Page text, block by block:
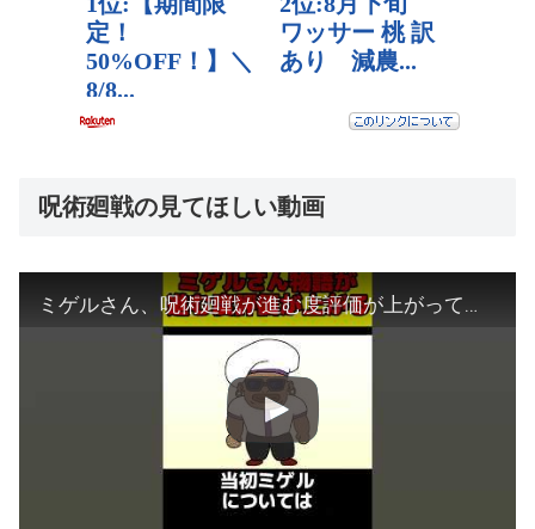
呪術廻戦の見てほしい動画
ミゲルさん、呪術廻戦が進む度評価が上がってしまう【 呪術廻戦 考察 】#shorts